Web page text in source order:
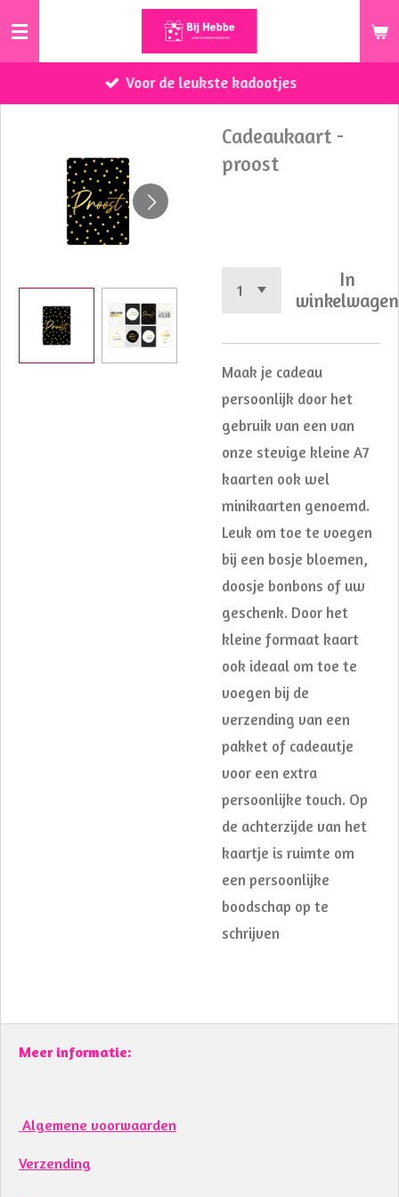
Ga
de
Voor de leukste kadootjes
Cadeaukaart -
proost
In
winkelwagen
Maak je cadeau
persoonlijk door het
gebruik van een van
onze stevige kleine A7
kaarten ook wel
minikaarten genoemd.
Leuk om toe te voegen
bij een bosje bloemen,
doosje bonbons of uw
geschenk. Door het
kleine formaat kaart
ook ideaal om toe te
voegen bij de
verzending van een
pakket of cadeautje
voor een extra
persoonlijke touch. Op
de achterzijde van het
kaartje is ruimte om
een persoonlijke
boodschap op te
schrijven
Meer informatie:
Algemene voorwaarden
Verzending